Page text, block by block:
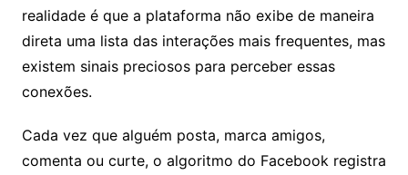
realidade é que a plataforma não exibe de maneira
direta uma lista das interações mais frequentes, mas
existem sinais preciosos para perceber essas
conexões.
Cada vez que alguém posta, marca amigos,
comenta ou curte, o algoritmo do Facebook registra